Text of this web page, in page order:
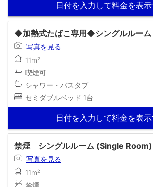
日付を入力して料金を表示
◆加熱式たばこ専用◆シングルルー
写真を見る
11m²
喫煙可
シャワー・バスタブ
セミダブルベッド 1台
日付を入力して料金を表示
禁煙 シングルルーム (Single Room)
写真を見る
11m²
禁煙